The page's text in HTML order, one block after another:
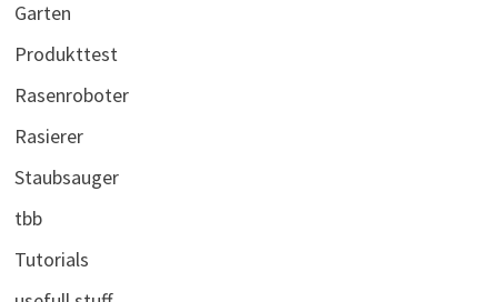
Garten
Produkttest
Rasenroboter
Rasierer
Staubsauger
tbb
Tutorials